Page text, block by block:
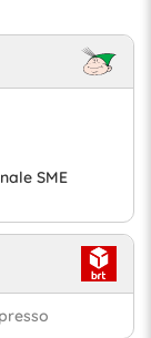
SME